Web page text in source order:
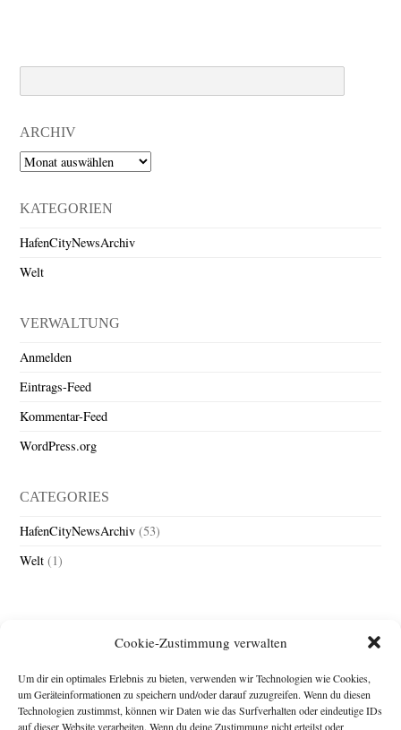
Cookie-Zustimmung verwalten
Um dir ein optimales Erlebnis zu bieten, verwenden wir Technologien wie Cookies,
um Geräteinformationen zu speichern und/oder darauf zuzugreifen. Wenn du diesen
Technologien zustimmst, können wir Daten wie das Surfverhalten oder eindeutige IDs
auf dieser Website verarbeiten. Wenn du deine Zustimmung nicht erteilst oder
ARCHIV
Archiv
KATEGORIEN
HafenCityNewsArchiv
Welt
VERWALTUNG
Anmelden
Eintrags-Feed
Kommentar-Feed
WordPress.org
CATEGORIES
HafenCityNewsArchiv (53)
Welt (1)
Impressum